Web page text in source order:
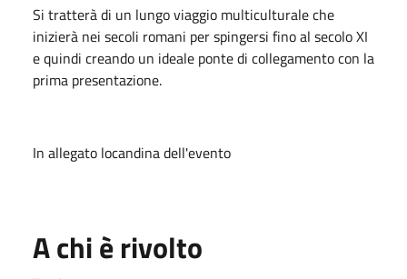
Si tratterà di un lungo viaggio multiculturale che
inizierà nei secoli romani per spingersi fino al secolo XI
e quindi creando un ideale ponte di collegamento con la
prima presentazione.
In allegato locandina dell'evento
A chi è rivolto